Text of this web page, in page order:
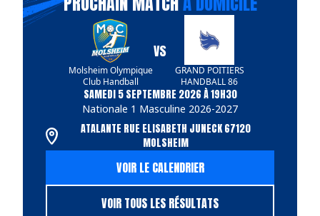
Molsheim Olympique
Club Handball
VS
GRAND POITIERS
HANDBALL 86
SAMEDI 5 SEPTEMBRE 2026 À 19H30
Nationale 1 Masculine 2026-2027
ATALANTE RUE ELISABETH JUNECK 67120
MOLSHEIM
VOIR LE CALENDRIER
VOIR TOUS LES RÉSULTATS